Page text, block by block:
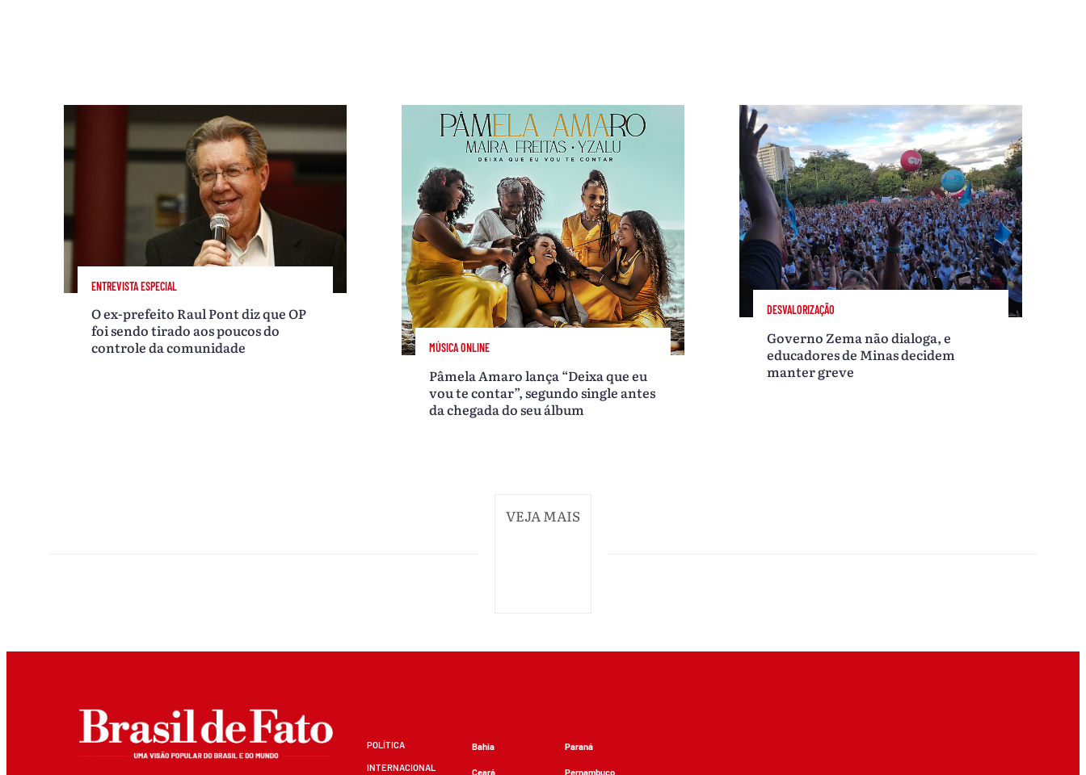
ENTREVISTA ESPECIAL
O ex-prefeito Raul Pont diz que OP
foi sendo tirado aos poucos do
controle da comunidade
MÚSICA ONLINE
Pâmela Amaro lança “Deixa que eu
vou te contar”, segundo single antes
da chegada do seu álbum
DESVALORIZAÇÃO
Governo Zema não dialoga, e
educadores de Minas decidem
manter greve
VEJA MAIS
POLÍTICA
INTERNACIONAL
Bahia
Ceará
Paraná
Pernambuco